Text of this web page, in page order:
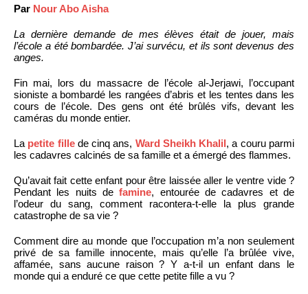
Par Nour Abo Aisha
La dernière demande de mes élèves était de jouer, mais
l’école a été bombardée. J’ai survécu, et ils sont devenus des
anges.
Fin mai, lors du massacre de l’école al-Jerjawi, l’occupant
sioniste a bombardé les rangées d’abris et les tentes dans les
cours de l’école. Des gens ont été brûlés vifs, devant les
caméras du monde entier.
La petite fillede cinq ans, Ward Sheikh Khalil, a couru parmi
les cadavres calcinés de sa famille et a émergé des flammes.
Qu’avait fait cette enfant pour être laissée aller le ventre vide ?
Pendant les nuits defamine, entourée de cadavres et de
l’odeur du sang, comment racontera-t-elle la plus grande
catastrophe de sa vie ?
Comment dire au monde que l’occupation m’a non seulement
privé de sa famille innocente, mais qu’elle l’a brûlée vive,
affamée, sans aucune raison ? Y a-t-il un enfant dans le
monde qui a enduré ce que cette petite fille a vu ?